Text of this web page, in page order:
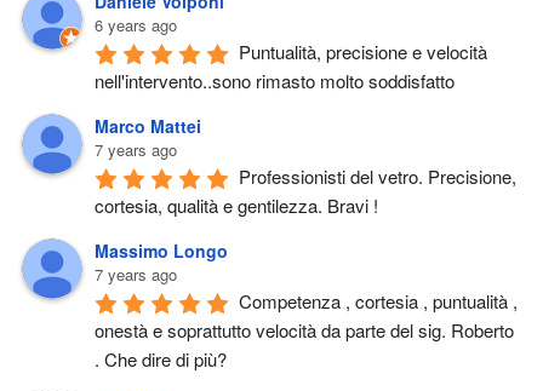
6 years ago
Puntualità, precisione e velocità
nell'intervento..sono rimasto molto soddisfatto
Marco Mattei
7 years ago
Professionisti del vetro. Precisione,
cortesia, qualità e gentilezza. Bravi !
Massimo Longo
7 years ago
Competenza , cortesia , puntualità ,
onestà e soprattutto velocità da parte del sig. Roberto
. Che dire di più?